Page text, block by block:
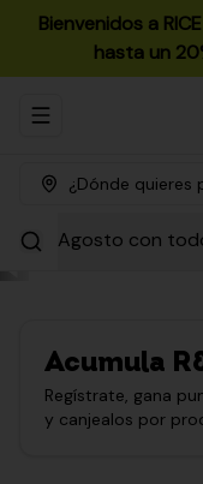
Bienvenidos a
hasta un
Abrir menu de
¿Dónde quieres
Agosto con
Acumula
Regístrate, gana
y canjealos por